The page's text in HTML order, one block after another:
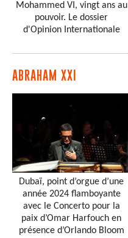
Mohammed VI, vingt ans au
pouvoir. Le dossier
d'Opinion Internationale
ABRAHAM XXI
Dubaï, point d’orgue d’une
année 2024 flamboyante
avec le Concerto pour la
paix d’Omar Harfouch en
présence d’Orlando Bloom